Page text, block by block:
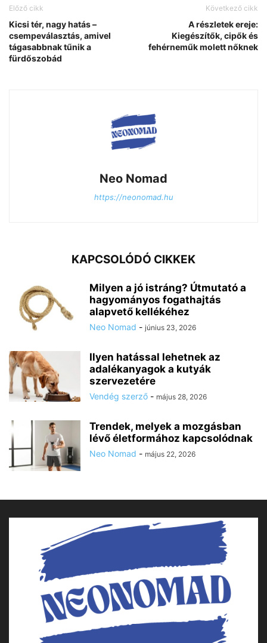
Előző cikk
Kicsi tér, nagy hatás –
csempeválasztás, amivel
tágasabbnak tűnik a
fürdőszobád
Következő cikk
A részletek ereje:
Kiegészítők, cipők és
fehérneműk molett nőknek
Neo Nomad
https://neonomad.hu
KAPCSOLÓDÓ CIKKEK
Milyen a jó istráng? Útmutató a
hagyományos fogathajtás
alapvető kellékéhez
Neo Nomad - június 23, 2026
Ilyen hatással lehetnek az
adalékanyagok a kutyák
szervezetére
Vendég szerző - május 28, 2026
Trendek, melyek a mozgásban
lévő életformához kapcsolódnak
Neo Nomad - május 22, 2026